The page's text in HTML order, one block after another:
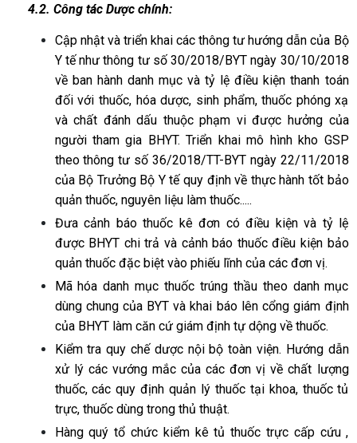
4.2. Công tác Dược chính:
Cập nhật và triển khai các thông tư hướng dẫn của Bộ
Y tế như thông tư số 30/2018/BYT ngày 30/10/2018
về ban hành danh mục và tỷ lệ điều kiện thanh toán
đối với thuốc, hóa dược, sinh phẩm, thuốc phóng xạ
và chất đánh dấu thuộc phạm vi được hưởng của
người tham gia BHYT. Triển khai mô hình kho GSP
theo thông tư số 36/2018/TT-BYT ngày 22/11/2018
của Bộ Trưởng Bộ Y tế quy định về thực hành tốt bảo
quản thuốc, nguyên liệu làm thuốc.....
Đưa cảnh báo thuốc kê đơn có điều kiện và tỷ lệ
được BHYT chi trả và cảnh báo thuốc điều kiện bảo
quản thuốc đặc biệt vào phiếu lĩnh của các đơn vị.
Mã hóa danh mục thuốc trúng thầu theo danh mục
dùng chung của BYT và khai báo lên cổng giám định
của BHYT làm căn cứ giám định tự dộng về thuốc.
Kiểm tra quy chế dược nội bộ toàn viện. Hướng dẫn
xử lý các vướng mắc của các đơn vị về chất lượng
thuốc, các quy định quản lý thuốc tại khoa, thuốc tủ
trực, thuốc dùng trong thủ thuật.
Hàng quý tổ chức kiểm kê tủ thuốc trực cấp cứu ,